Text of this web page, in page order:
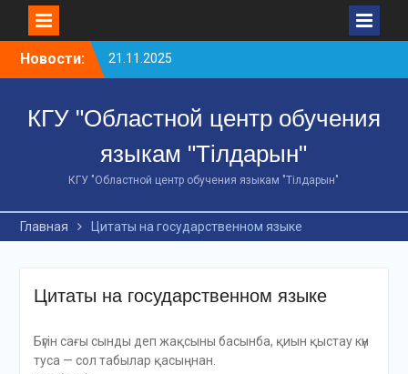
Новости:
21.11.2025
Департамента полиции
Костанайской области
МВД РК завершили 48-
часовой краткосрочный
курс по изучению
получили сертификаты.
18 декабря 2025 года по
Костанайской
масштабный форум под
названием «AI и
КГУ "Областной центр обучения
языкам "Тілдарын"
КГУ "Областной центр обучения языкам "Тілдарын"
Главная Цитаты на государственном языке
Цитаты на государственном языке
Бүгін сағы сынды деп жақсыны басынба, қиын қыстау күн
туса — сол табылар қасыңнан.